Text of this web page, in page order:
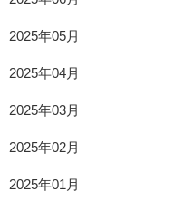
2025年05月
2025年04月
2025年03月
2025年02月
2025年01月